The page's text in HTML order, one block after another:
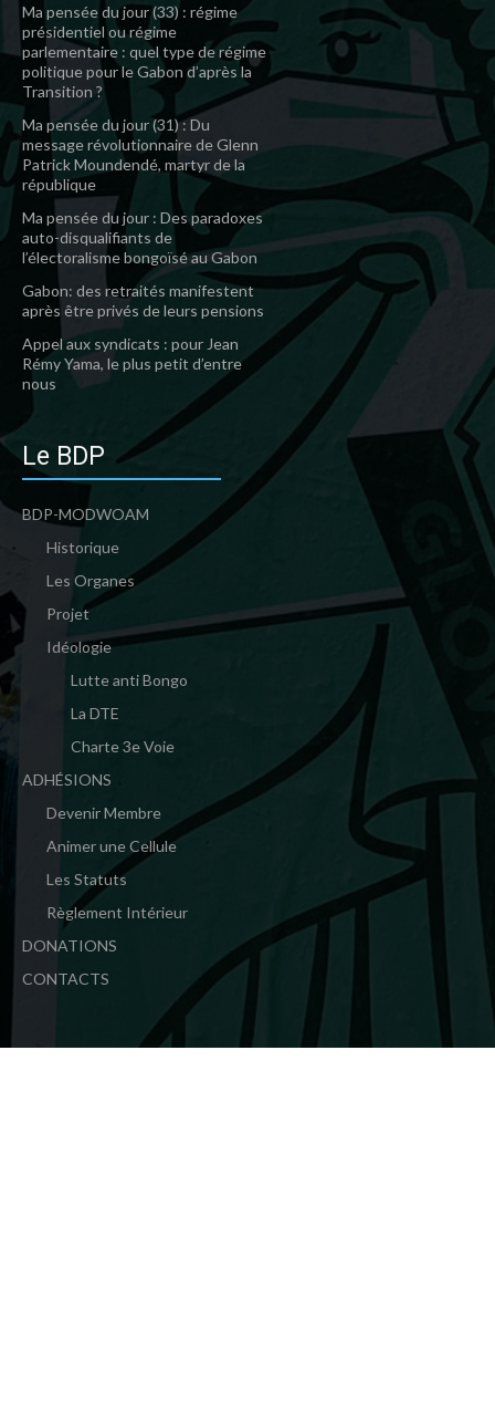
Ma pensée du jour (33) : régime
présidentiel ou régime
parlementaire : quel type de régime
politique pour le Gabon d’après la
Transition ?
Ma pensée du jour (31) : Du
message révolutionnaire de Glenn
Patrick Moundendé, martyr de la
république
Ma pensée du jour : Des paradoxes
auto-disqualifiants de
l’électoralisme bongoïsé au Gabon
Gabon: des retraités manifestent
après être privés de leurs pensions
Appel aux syndicats : pour Jean
Rémy Yama, le plus petit d’entre
nous
Le BDP
BDP-MODWOAM
Historique
Les Organes
Projet
Idéologie
Lutte anti Bongo
La DTE
Charte 3e Voie
ADHÉSIONS
Devenir Membre
Animer une Cellule
Les Statuts
Règlement Intérieur
DONATIONS
CONTACTS